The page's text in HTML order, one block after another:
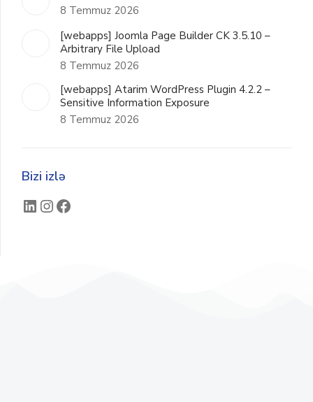
8 Temmuz 2026
[webapps] Joomla Page Builder CK 3.5.10 –
Arbitrary File Upload
8 Temmuz 2026
[webapps] Atarim WordPress Plugin 4.2.2 –
Sensitive Information Exposure
8 Temmuz 2026
Bizi izlə